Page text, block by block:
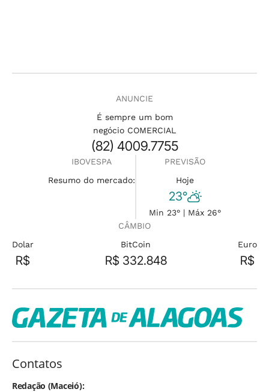
ANUNCIE
É sempre um bom
negócio COMERCIAL
(82) 4009.7755
IBOVESPA
Resumo do mercado:
PREVISÃO
Hoje
23°
Min 23° | Máx 26°
CÂMBIO
Dolar
R$
BitCoin
R$ 332.848
Euro
R$
Contatos
Redação (Maceió):